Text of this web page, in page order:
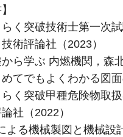
らく突破技術士第一次
術評論社（2023）
から学ぶ 内燃機関，森
めてでもよくわかる図
らく突破甲種危険物取
社（2022）
よる機械製図と機械設